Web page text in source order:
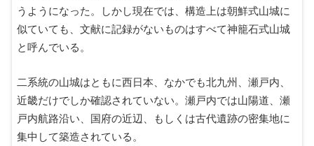
うようになった。しかし現在では、構造上は朝鮮式山城に
似ていても、文献に記録がないものはすべて神籠石式山城
と呼んでいる。
二系統の山城はともに西日本、なかでも北九州、瀬戸内、
近畿だけでしか確認されていない。瀬戸内では山陽道、瀬
戸内航路沿い、国府の近辺、もしくは古代遺跡の密集地に
集中して築造されている。